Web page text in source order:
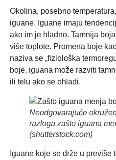
Okolina, posebno
iguane. Iguane imaju
ako im je hladno. Tamnija
više toplote. Promena boje
naziva se „fiziološka
boje, iguana može razviti
ili telu ako se ohladi.
Neodgovarajuće
razloga zašto iguana
(shutterstock.com)
Iguane koje se drže u previše